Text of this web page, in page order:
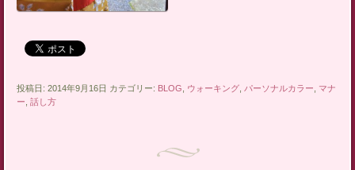
投稿日: 2014年9月16日 カテゴリー: BLOG ウォーキング パーソナルカラー
マナ
ー ,話し方